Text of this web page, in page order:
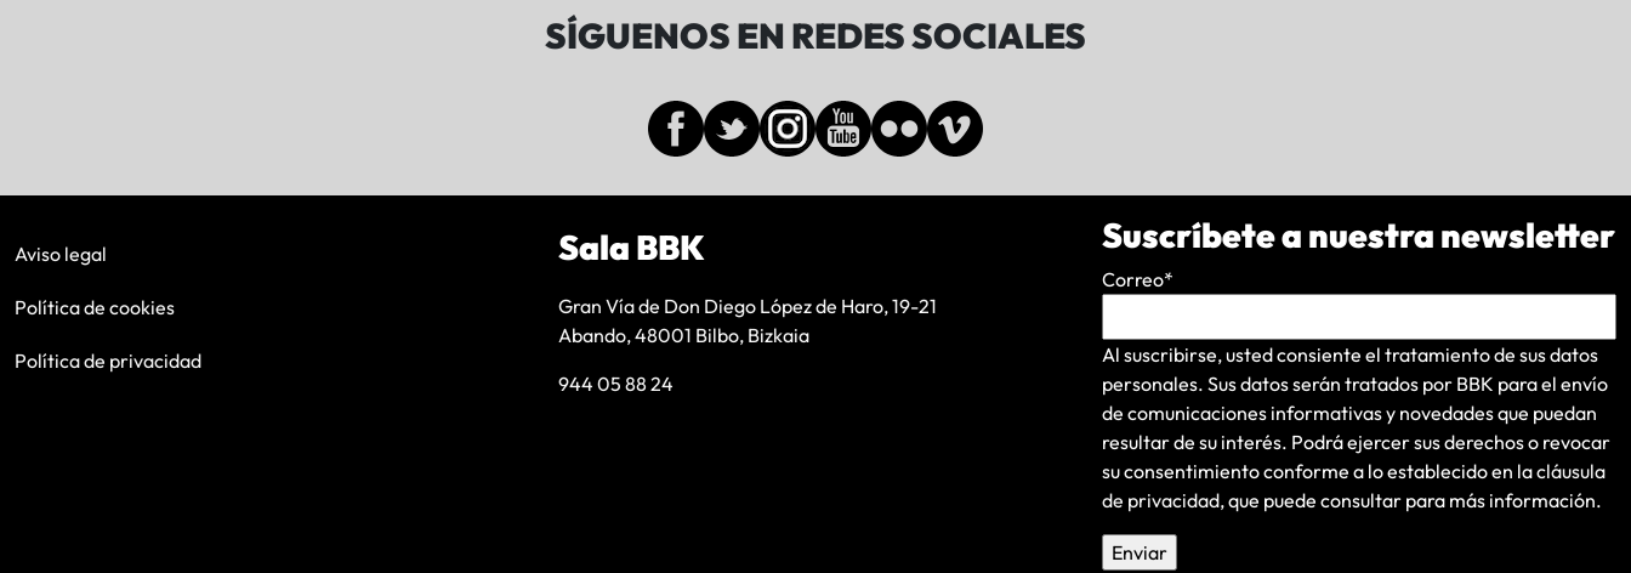
SÍGUENOS EN REDES SOCIALES
Aviso legal
Política de cookies
Política de privacidad
Sala BBK
Gran Vía de Don Diego López de Haro, 19-21
Abando, 48001 Bilbo, Bizkaia
944 05 88 24
Suscríbete a nuestra newsletter
Correo*
Al suscribirse, usted consiente el tratamiento de sus datos
personales. Sus datos serán tratados por BBK para el envío
de comunicaciones informativas y novedades que puedan
resultar de su interés. Podrá ejercer sus derechos o revocar
su consentimiento conforme a lo establecido en lacláusula
de privacidad, que puede consultar para más información.